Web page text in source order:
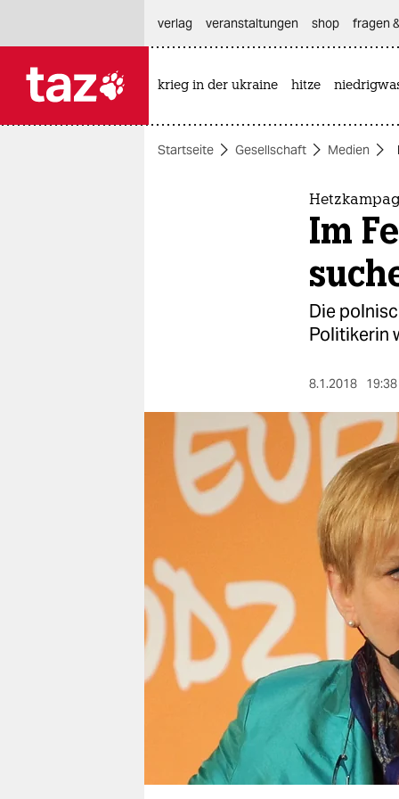
themen
nord
wahrheit
verlag
verlag
veranstaltungen
fragen & hilfe
unterstützen
genossenschaft
verlag
veranstaltungen shop fragen
krieg in der ukraine hitze
Startseite Gesellschaft Medien
Im
Die
Politikerin
8.1.2018